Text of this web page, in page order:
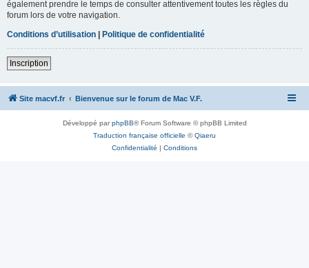
également prendre le temps de consulter attentivement toutes les règles du
forum lors de votre navigation.
Conditions d’utilisation | Politique de confidentialité
Inscription
Site macvf.fr Bienvenue sur le forum de Mac V.F.
Développé parphpBB® Forum Software © phpBB Limited
Traduction française officielle ©Qiaeru
Confidentialité | Conditions